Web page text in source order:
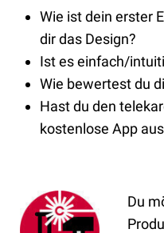
Wie ist dein erster
dir das Design?
Ist es einfach/
Wie bewertest du
Hast du den
kostenlose App
Du